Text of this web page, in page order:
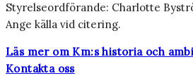
Styrelseordförande: Charlotte
Ange källa vid citering.
Läs mer om Km:s historia och
Kontakta oss